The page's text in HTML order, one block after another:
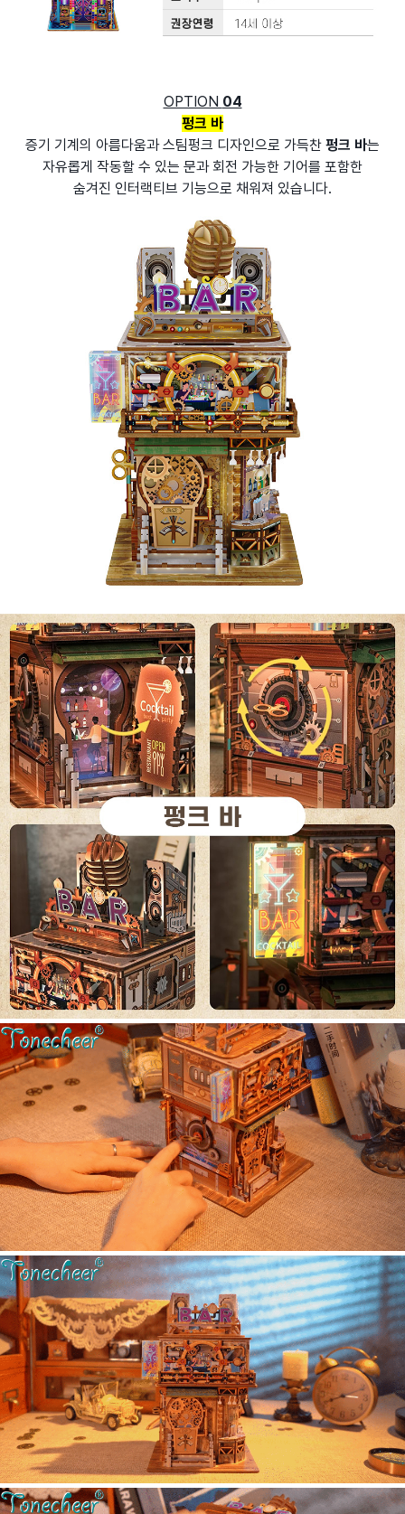
OPTION 04
펑크 바
증기 기계의 아름다움과 스팀펑크 디자인으로 가득찬 펑크 바는
자유롭게 작동할 수 있는 문과 회전 가능한 기어를 포함한
숨겨진 인터랙티브 기능으로 채워져 있습니다.